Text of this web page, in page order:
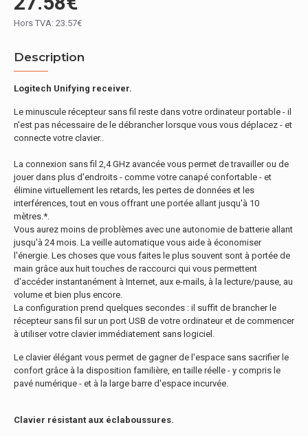
Hors TVA: 23.57€
Description
Logitech Unifying receiver.
Le minuscule récepteur sans fil reste dans votre ordinateur portable - il
n'est pas nécessaire de le débrancher lorsque vous vous déplacez - et
connecte votre clavier..
La connexion sans fil 2,4 GHz avancée vous permet de travailler ou de
jouer dans plus d'endroits - comme votre canapé confortable - et
élimine virtuellement les retards, les pertes de données et les
interférences, tout en vous offrant une portée allant jusqu'à 10
mètres.*.
Vous aurez moins de problèmes avec une autonomie de batterie allant
jusqu'à 24 mois. La veille automatique vous aide à économiser
l'énergie. Les choses que vous faites le plus souvent sont à portée de
main grâce aux huit touches de raccourci qui vous permettent
d'accéder instantanément à Internet, aux e-mails, à la lecture/pause, au
volume et bien plus encore.
La configuration prend quelques secondes : il suffit de brancher le
récepteur sans fil sur un port USB de votre ordinateur et de commencer
à utiliser votre clavier immédiatement sans logiciel.
Le clavier élégant vous permet de gagner de l'espace sans sacrifier le
confort grâce à la disposition familière, en taille réelle - y compris le
pavé numérique - et à la large barre d'espace incurvée.
Clavier résistant aux éclaboussures.